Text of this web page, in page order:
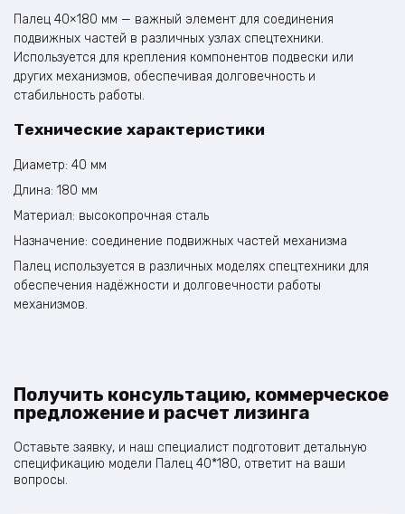
Палец 40×180 мм — важный элемент для соединения
подвижных частей в различных узлах спецтехники.
Используется для крепления компонентов подвески или
других механизмов, обеспечивая долговечность и
стабильность работы.
Технические характеристики
Диаметр: 40 мм
Длина: 180 мм
Материал: высокопрочная сталь
Назначение: соединение подвижных частей механизма
Палец используется в различных моделях спецтехники для
обеспечения надёжности и долговечности работы
механизмов.
Получить консультацию, коммерческое
предложение и расчет лизинга
Оставьте заявку, и наш специалист подготовит детальную
спецификацию модели Палец 40*180, ответит на ваши
вопросы.